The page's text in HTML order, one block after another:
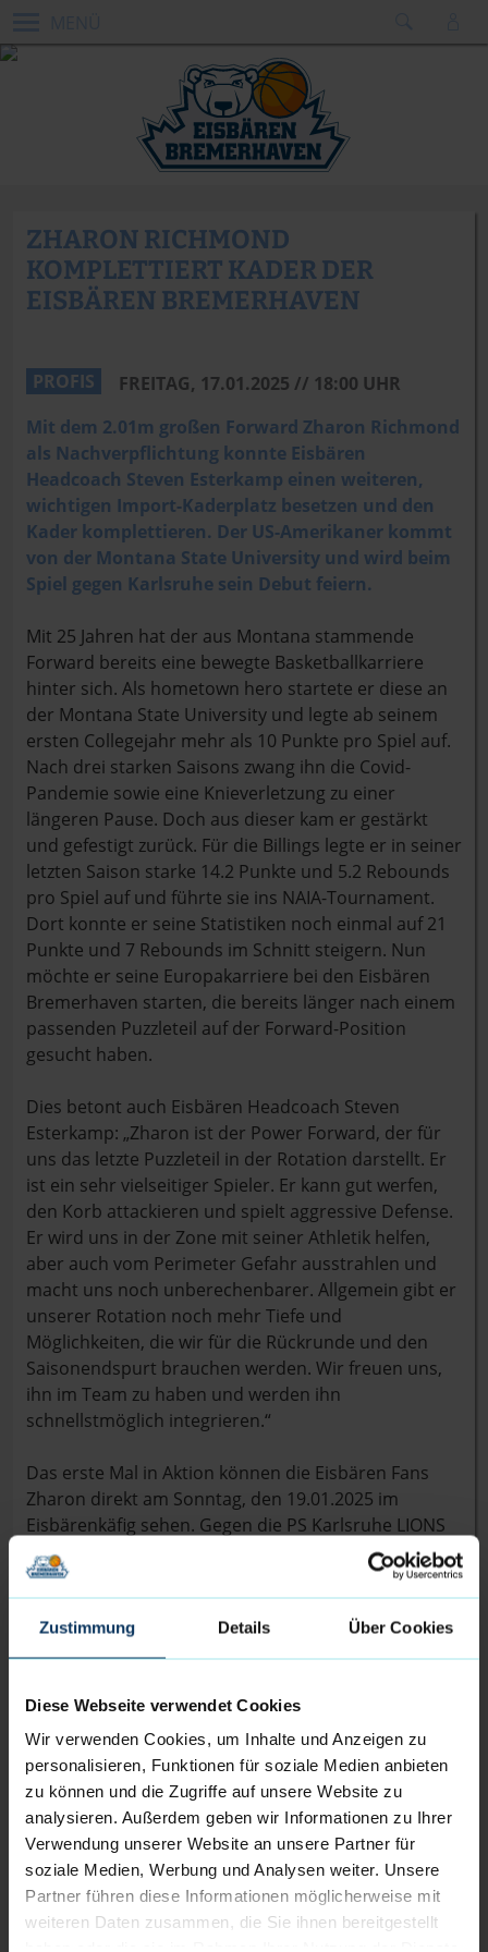
Zustimmung Details Über Cookies
Diese Webseite verwendet Cookies
Wir verwenden Cookies, um Inhalte und Anzeigen zu
personalisieren, Funktionen für soziale Medien anbieten
zu können und die Zugriffe auf unsere Website zu
analysieren. Außerdem geben wir Informationen zu Ihrer
Verwendung unserer Website an unsere Partner für
soziale Medien, Werbung und Analysen weiter. Unsere
Partner führen diese Informationen möglicherweise mit
weiteren Daten zusammen, die Sie ihnen bereitgestellt
ZHARON RICHMOND
KOMPLETTIERT KADER DER
EISBÄREN BREMERHAVEN
PROFIS
FREITAG, 17.01.2025 // 18:00 UHR
Mit dem 2.01m großen Forward Zharon Richmond
als Nachverpflichtung konnte Eisbären
Headcoach Steven Esterkamp einen weiteren,
wichtigen Import-Kaderplatz besetzen und den
Kader komplettieren. Der US-Amerikaner kommt
von der Montana State University und wird beim
Spiel gegen Karlsruhe sein Debut feiern.
Mit 25 Jahren hat der aus Montana stammende
Forward bereits eine bewegte Basketballkarriere
hinter sich. Als hometown hero startete er diese an
der Montana State University und legte ab seinem
ersten Collegejahr mehr als 10 Punkte pro Spiel auf.
Nach drei starken Saisons zwang ihn die Covid-
Pandemie sowie eine Knieverletzung zu einer
längeren Pause. Doch aus dieser kam er gestärkt
und gefestigt zurück. Für die Billings legte er in seiner
letzten Saison starke 14.2 Punkte und 5.2 Rebounds
pro Spiel auf und führte sie ins NAIA-Tournament.
Dort konnte er seine Statistiken noch einmal auf 21
Punkte und 7 Rebounds im Schnitt steigern. Nun
möchte er seine Europakarriere bei den Eisbären
Bremerhaven starten, die bereits länger nach einem
passenden Puzzleteil auf der Forward-Position
gesucht haben.
Dies betont auch Eisbären Headcoach Steven
Esterkamp: „Zharon ist der Power Forward, der für
uns das letzte Puzzleteil in der Rotation darstellt. Er
ist ein sehr vielseitiger Spieler. Er kann gut werfen,
den Korb attackieren und spielt aggressive Defense.
Er wird uns in der Zone mit seiner Athletik helfen,
aber auch vom Perimeter Gefahr ausstrahlen und
macht uns noch unberechenbarer. Allgemein gibt er
unserer Rotation noch mehr Tiefe und
Möglichkeiten, die wir für die Rückrunde und den
Saisonendspurt brauchen werden. Wir freuen uns,
ihn im Team zu haben und werden ihn
schnellstmöglich integrieren.“
Das erste Mal in Aktion können die Eisbären Fans
Zharon direkt am Sonntag, den 19.01.2025 im
Eisbärenkäfig sehen. Gegen die PS Karlsruhe LIONS
wird er sein Debut im Eisbären-Trikot geben und will
direkt seinen Teil für einen weiteren Sieg beitragen.
Tickets für die Partie gibt es weiter unter
tickets.dieeisbaeren.de
oder im Ticketcenter der
Eisbären Bremerhaven.
Der Kader der Eisbären Bremerhaven 2024/25:
Elijah Miller (0), Jake Biss (3), Jordan Samare (4), Nils
Schmitz (5), Carlos Carter (6), Adrian Breitlauch (7),
Peter Hemschemeier (8), Zharon Richmond (12),
Daniel Norl (13), Till Isemann (21), Hendrik Warner
(31), Anzac Rissetto (77)
Das ist Zharon Richmond: